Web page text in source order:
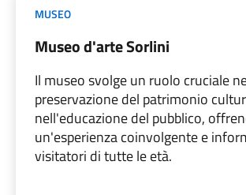
MUSEO
Museo d'arte Sorlini
Il museo svolge un ruolo cruciale
preservazione del patrimonio
nell'educazione del pubblico,
un'esperienza coinvolgente e
visitatori di tutte le età.